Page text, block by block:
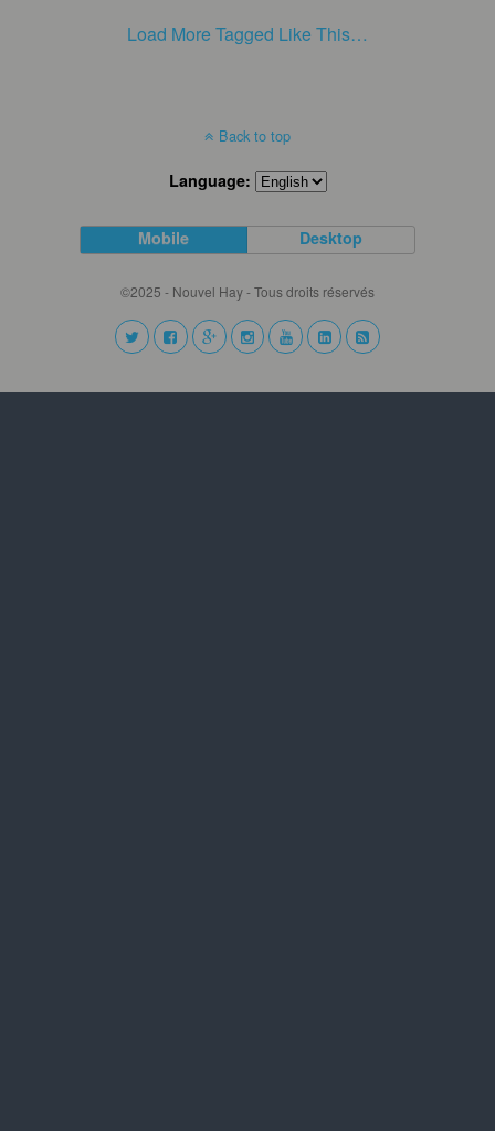
Load More Tagged Like This…
Back to top
Language:
Mobile Desktop
©2025 - Nouvel Hay - Tous droits réservés